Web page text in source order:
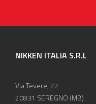
NIKKEN ITALIA S.R.L
Via Tevere, 22
20831 SEREGNO (MB)